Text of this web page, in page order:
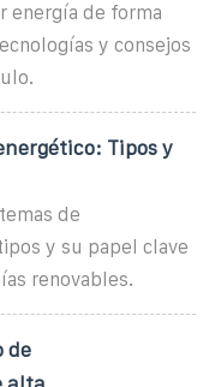
energía de forma
y consejos
Tipos y
de
y su papel clave
renovables.
de